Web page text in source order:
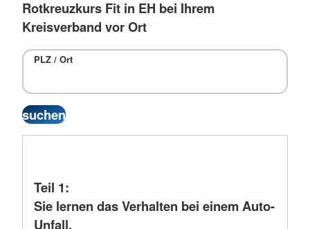
Rotkreuzkurs Fit in EH bei Ihrem
Kreisverband vor Ort
PLZ / Ort
Teil 1:
Sie lernen das Verhalten bei einem Auto-
Unfall.